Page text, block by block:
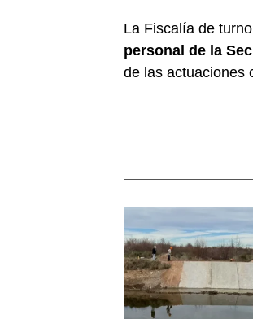
La Fiscalía de
personal de la
de las actuaciones